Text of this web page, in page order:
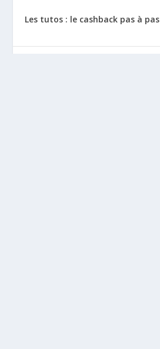
Les tutos : le cashback pas à pas